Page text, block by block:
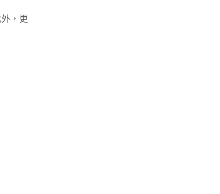
，更